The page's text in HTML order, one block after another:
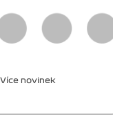
Více novinek